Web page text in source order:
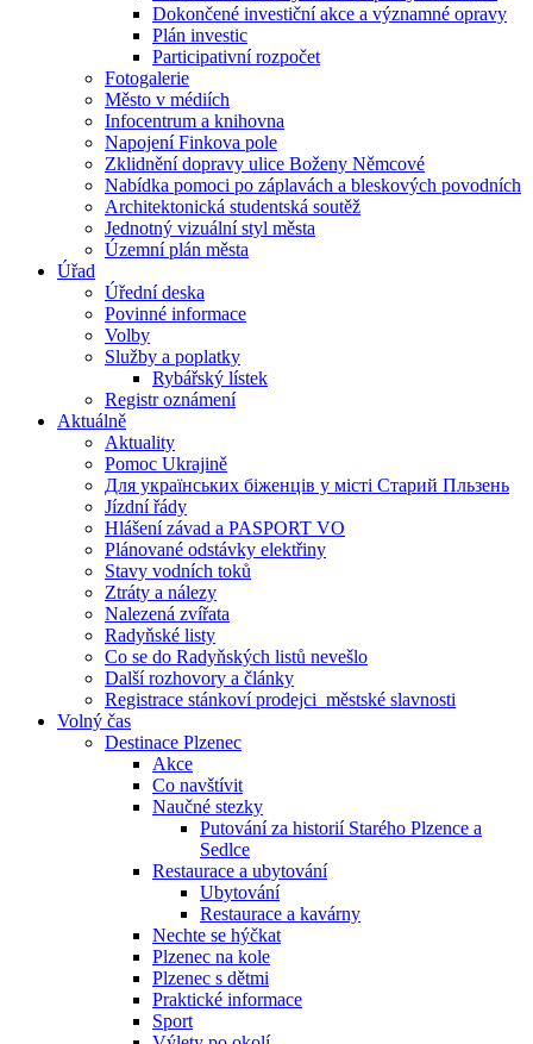
Dokončené investiční akce a významné opravy
Plán investic
Participativní rozpočet
Fotogalerie
Město v médiích
Infocentrum a knihovna
Napojení Finkova pole
Zklidnění dopravy ulice Boženy Němcové
Nabídka pomoci po záplavách a bleskových povodních
Architektonická studentská soutěž
Jednotný vizuální styl města
Územní plán města
Úřad
Úřední deska
Povinné informace
Volby
Služby a poplatky
Rybářský lístek
Registr oznámení
Aktuálně
Aktuality
Pomoc Ukrajině
Для українських біженців у місті Старий Пльзень
Jízdní řády
Hlášení závad a PASPORT VO
Plánované odstávky elektřiny
Stavy vodních toků
Ztráty a nálezy
Nalezená zvířata
Radyňské listy
Co se do Radyňských listů nevešlo
Další rozhovory a články
Registrace stánkoví prodejci_městské slavnosti
Volný čas
Destinace Plzenec
Akce
Co navštívit
Naučné stezky
Putování za historií Starého Plzence a
Sedlce
Restaurace a ubytování
Ubytování
Restaurace a kavárny
Nechte se hýčkat
Plzenec na kole
Plzenec s dětmi
Praktické informace
Sport